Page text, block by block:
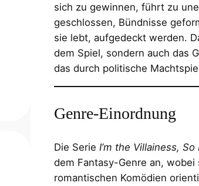
sich zu gewinnen, führt zu
geschlossen, Bündnisse
sie lebt, aufgedeckt werden.
dem Spiel, sondern auch das
das durch politische
Genre-Einordnung
Die Serie I’m the Villainess,
dem Fantasy-Genre an,
romantischen Komödien